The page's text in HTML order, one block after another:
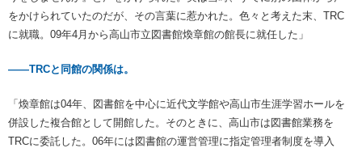
をかけられていたのだが、その言葉に惹かれた。色々と考えた末、TRC
に就職。09年4月から高山市立図書館煥章館の館長に就任した」
――TRCと同館の関係は。
「煥章館は04年、図書館を中心に近代文学館や高山市生涯学習ホールを
併設した複合館として開館した。そのときに、高山市は図書館業務を
TRCに委託した。06年には図書館の運営管理に指定管理者制度を導入